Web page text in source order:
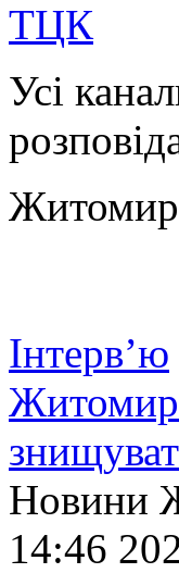
ТЦК
Усі
Інтерв’ю
Новини
14:46